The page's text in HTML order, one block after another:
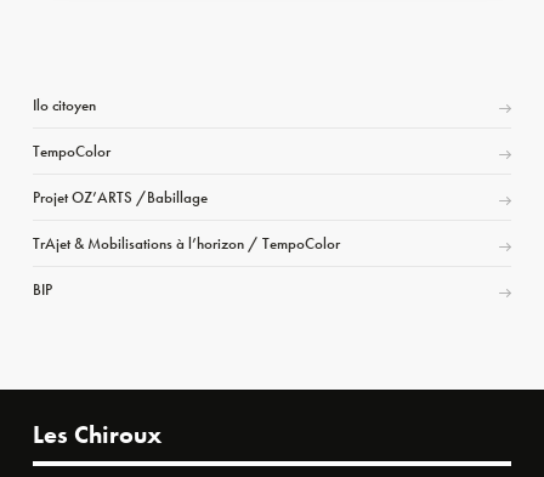
Ilo citoyen
TempoColor
Projet OZ’ARTS /Babillage
TrAjet & Mobilisations à l’horizon / TempoColor
BIP
Les Chiroux